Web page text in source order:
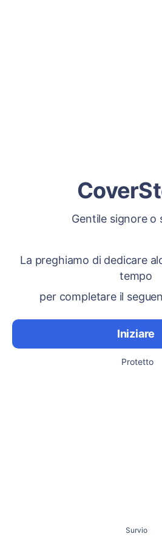
Gentile signore o
La preghiamo di dedicare
tempo
per completare il
Iniziare
Protetto
Survio